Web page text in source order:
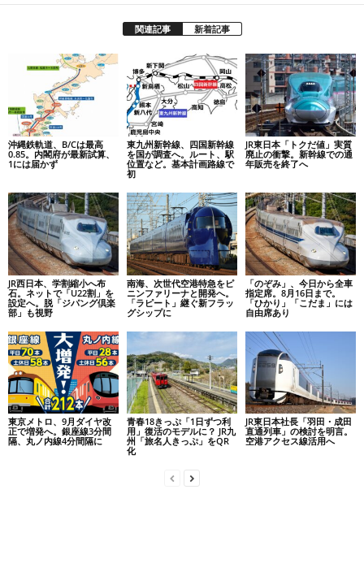
関連記事 新着記事
沖縄鉄軌道、B/Cは最高
0.85。内閣府が最新試算、
1には届かず
東九州新幹線、四国新幹線
を国が調査へ。ルート、駅
位置など。基本計画路線で
初
JR東日本「トクだ値」実質
廃止の衝撃。新幹線での通
年販売を終了へ
JR西日本、学割縮小へ布
石。ネットで「U22割」を
設定へ。脱「ジパング倶楽
部」も視野
南海、次世代空港特急をピ
ニンファリーナと開発へ。
「ラピート」継ぐ新フラッ
グシップに
「のぞみ」、今日から全車
指定席。8月16日まで。
「ひかり」「こだま」には
自由席あり
東京メトロ、9月ダイヤ改
正で増発へ。銀座線3分間
隔、丸ノ内線4分間隔に
青春18きっぷ「1日ずつ利
用」復活のモデルに？ JR九
州「旅名人きっぷ」をQR
化
JR東日本社長「羽田・成田
直通列車」の検討を明言。
空港アクセス線活用へ